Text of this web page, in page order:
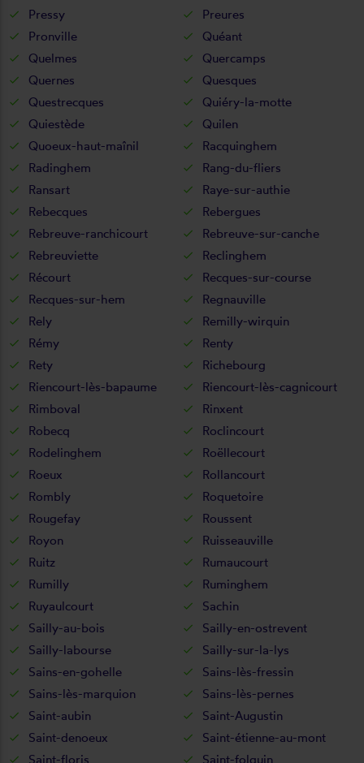
Pressy
Preures
Pronville
Quéant
Quelmes
Quercamps
Quernes
Quesques
Questrecques
Quiéry-la-motte
Quiestède
Quilen
Quoeux-haut-maînil
Racquinghem
Radinghem
Rang-du-fliers
Ransart
Raye-sur-authie
Rebecques
Rebergues
Rebreuve-ranchicourt
Rebreuve-sur-canche
Rebreuviette
Reclinghem
Récourt
Recques-sur-course
Recques-sur-hem
Regnauville
Rely
Remilly-wirquin
Rémy
Renty
Rety
Richebourg
Riencourt-lès-bapaume
Riencourt-lès-cagnicourt
Rimboval
Rinxent
Robecq
Roclincourt
Rodelinghem
Roëllecourt
Roeux
Rollancourt
Rombly
Roquetoire
Rougefay
Roussent
Royon
Ruisseauville
Ruitz
Rumaucourt
Rumilly
Ruminghem
Ruyaulcourt
Sachin
Sailly-au-bois
Sailly-en-ostrevent
Sailly-labourse
Sailly-sur-la-lys
Sains-en-gohelle
Sains-lès-fressin
Sains-lès-marquion
Sains-lès-pernes
Saint-aubin
Saint-Augustin
Saint-denoeux
Saint-étienne-au-mont
Saint-floris
Saint-folquin